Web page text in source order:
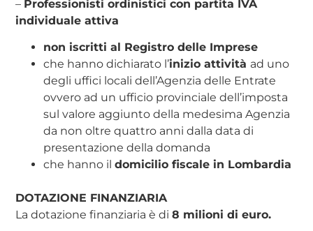
– Professionisti ordinistici con partita IVA
individuale attiva
non iscritti al Registro delle Imprese
che hanno dichiarato l’inizio attività ad uno
degli uffici locali dell’Agenzia delle Entrate
ovvero ad un ufficio provinciale dell’imposta
sul valore aggiunto della medesima Agenzia
da non oltre quattro anni dalla data di
presentazione della domanda
che hanno ildomicilio fiscale in Lombardia
DOTAZIONE FINANZIARIA
La dotazione finanziaria è di8 milioni di euro.